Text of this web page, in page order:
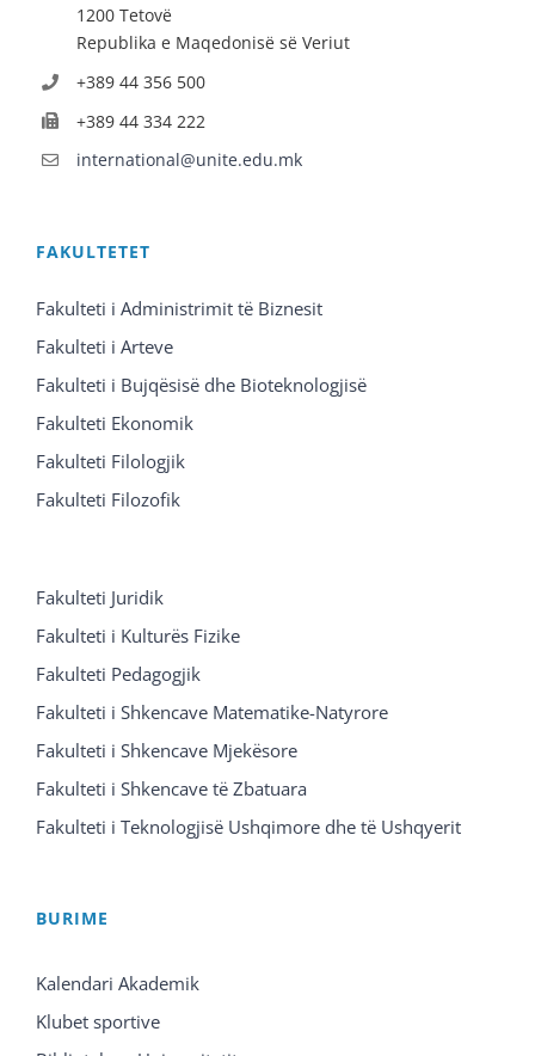
1200 Tetovë
Republika e Maqedonisë së Veriut
+389 44 356 500
+389 44 334 222
international@unite.edu.mk
FAKULTETET
Fakulteti i Administrimit të Biznesit
Fakulteti i Arteve
Fakulteti i Bujqësisë dhe Bioteknologjisë
Fakulteti Ekonomik
Fakulteti Filologjik
Fakulteti Filozofik
Fakulteti Juridik
Fakulteti i Kulturës Fizike
Fakulteti Pedagogjik
Fakulteti i Shkencave Matematike-Natyrore
Fakulteti i Shkencave Mjekësore
Fakulteti i Shkencave të Zbatuara
Fakulteti i Teknologjisë Ushqimore dhe të Ushqyerit
BURIME
Kalendari Akademik
Klubet sportive